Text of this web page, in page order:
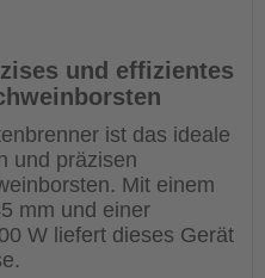
und effizientes
ist das ideale
und präzisen
Mit einem
mm und einer
W liefert dieses Gerät